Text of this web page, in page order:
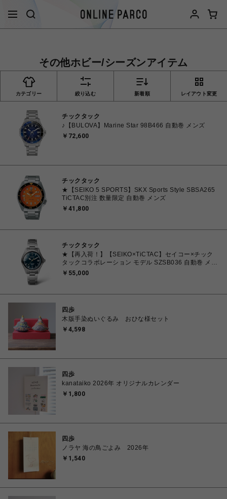
その他ホビー/シーズンアイテム
カテゴリー 絞り込む 新着順 レイアウト変更
チックタック
♪【BULOVA】Marine Star 98B466 自動巻 メンズ
￥72,600
チックタック
★【SEIKO 5 SPORTS】SKX Sports Style SBSA265
TiCTAC別注 数量限定 自動巻 メンズ
￥41,800
チックタック
★【再入荷！】【SEIKO×TiCTAC】セイコー×チック
タックコラボレーション モデル SZSB036 自動巻 メン
ズ
￥55,000
四歩
木版手染ぬいぐるみ おひな様セット
￥4,598
四歩
kanataiko 2026年 オリジナルカレンダー
￥1,800
四歩
ノラヤ 海の鳥ごよみ 2026年
￥1,540